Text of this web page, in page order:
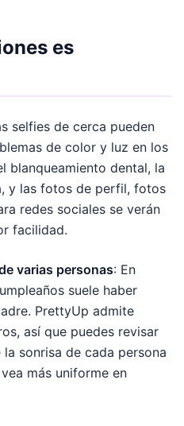
es
selfies de cerca pueden
de color y luz en los
blanqueamiento dental, la
y las fotos de perfil, fotos
redes sociales se verán
facilidad.
varias personas: En
suele haber
PrettyUp admite
así que puedes revisar
sonrisa de cada persona
más uniforme en